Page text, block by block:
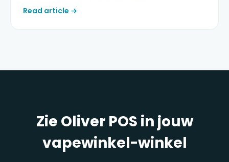
Read article →
Zie Oliver POS in jouw
vapewinkel-winkel